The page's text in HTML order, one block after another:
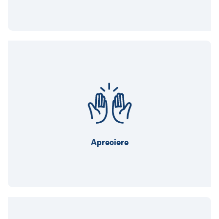
Apreciere
Diversitatea e o necesitate.
Eu nu sunt buricul pământului.
Pentru noi, fairplay-ul este o chestiune de